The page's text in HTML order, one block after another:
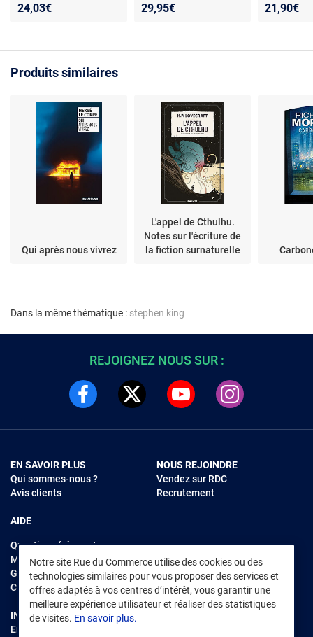
24,03€ 29,95€ 21,90€
Produits similaires
Qui après nous vivrez
L'appel de Cthulhu.
Notes sur l'écriture de
la fiction surnaturelle
Dans la même thématique : stephen king
Notre site Rue du Commerce utilise des cookies ou des
technologies similaires pour vous proposer des services et
offres adaptés à vos centres d’intérêt, vous garantir une
meilleure expérience utilisateur et réaliser des statistiques
de visites. En savoir plus.
REJOIGNEZ NOUS SUR :
EN SAVOIR PLUS
Qui sommes-nous ?
Avis clients
AIDE
Questions fréquentes
Modes de règlements
Garantie et retours
Contacter Rue du Commerce
NOUS REJOINDRE
Vendez sur RDC
Recrutement
INFORMATIONS LÉGALES
Environnement